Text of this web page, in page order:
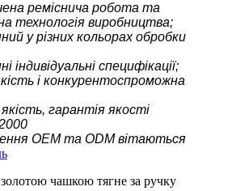
реміснича робота та
технологія виробництва;
у різних кольорах обробки
індивідуальні специфікації;
і конкурентоспроможна
гарантія якості
OEM та ODM вітаються